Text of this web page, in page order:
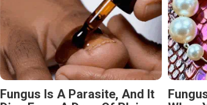
Fungus Is A Parasite, And It